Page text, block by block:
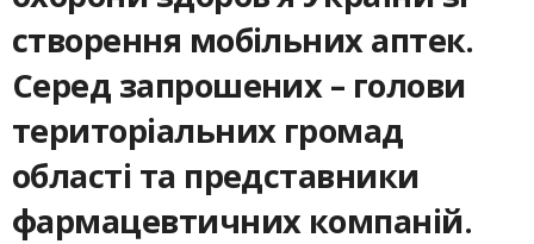
створення мобільних аптек.
Серед запрошених – голови
територіальних громад
області та представники
фармацевтичних компаній.